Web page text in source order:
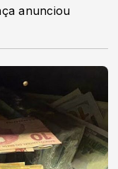
anunciou